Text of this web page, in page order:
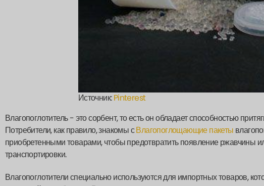
Источник:Pinterest
Влагопоглотитель - это сорбент, то есть он обладает способностью
Потребители, как правило, знакомы сВлагопоглощающие пакеты
приобретенными товарами, чтобы предотвратить появление ржавчины
транспортировки.
Влагопоглотители специально используются для импортных товаров,